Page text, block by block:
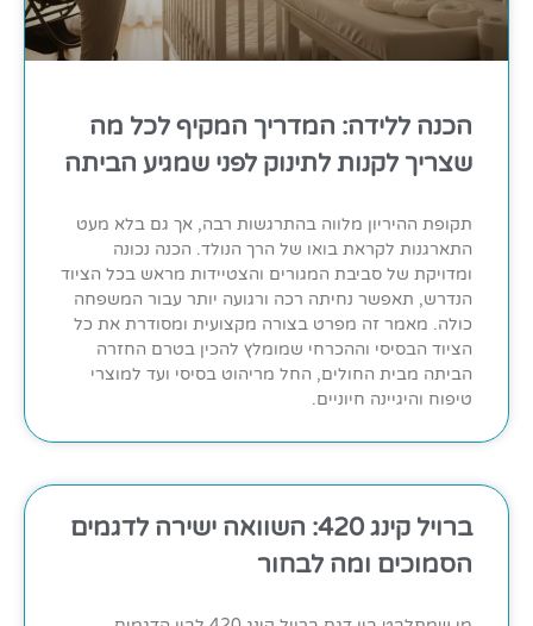
הכנה ללידה: המדריך המקיף לכל מה
שצריך לקנות לתינוק לפני שמגיע הביתה
תקופת ההיריון מלווה בהתרגשות רבה, אך גם בלא מעט
התארגנות לקראת בואו של הרך הנולד. הכנה נכונה
ומדויקת של סביבת המגורים והצטיידות מראש בכל הציוד
הנדרש, תאפשר נחיתה רכה ורגועה יותר עבור המשפחה
כולה. מאמר זה מפרט בצורה מקצועית ומסודרת את כל
הציוד הבסיסי וההכרחי שמומלץ להכין בטרם החזרה
הביתה מבית החולים, החל מריהוט בסיסי ועד למוצרי
טיפוח והיגיינה חיוניים.
ברויל קינג 420: השוואה ישירה לדגמים
הסמוכים ומה לבחור